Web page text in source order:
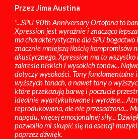
Przez Jima Austina
"...SPU 90th Anniversary Ortofona to
Xpression jest wyraźnie i znacząco
ma charakterystyczne dla SPU bogactwo
znacznie mniejszą ilością kompromisów
akustycznego. Xpression ma to wszystko
zakresie niskich i wysokich tonów...
dotyczy wysokości. Tony fundamentalne
wyższych tonach, a nawet tony o
które przekazują barwę i poczucie
idealnie wyartykułowane i wyraźne...
reprodukowana, ale nie przesadzona...
napędu, więcej emocjonalnej siły...
pozwoliło mi skupić się na esencji
poprzez dźwięk.